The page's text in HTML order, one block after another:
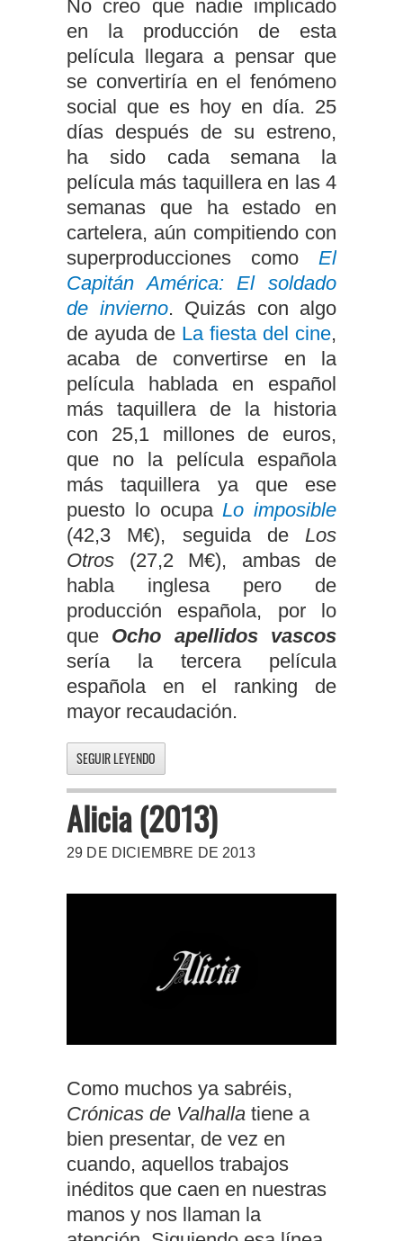
No creo que nadie implicado
en la producción de esta
película llegara a pensar que
se convertiría en el fenómeno
social que es hoy en día. 25
días después de su estreno,
ha sido cada semana la
película más taquillera en las 4
semanas que ha estado en
cartelera, aún compitiendo con
superproducciones como El
Capitán América: El soldado
de invierno. Quizás con algo
de ayuda de La fiesta del cine,
acaba de convertirse en la
película hablada en español
más taquillera de la historia
con 25,1 millones de euros,
que no la película española
más taquillera ya que ese
puesto lo ocupa Lo imposible
(42,3 M€), seguida de Los
Otros (27,2 M€), ambas de
habla inglesa pero de
producción española, por lo
que Ocho apellidos vascos
sería la tercera película
española en el ranking de
mayor recaudación.
SEGUIR LEYENDO
Alicia (2013)
29 DE DICIEMBRE DE 2013
Como muchos ya sabréis,
Crónicas de Valhalla tiene a
bien presentar, de vez en
cuando, aquellos trabajos
inéditos que caen en nuestras
manos y nos llaman la